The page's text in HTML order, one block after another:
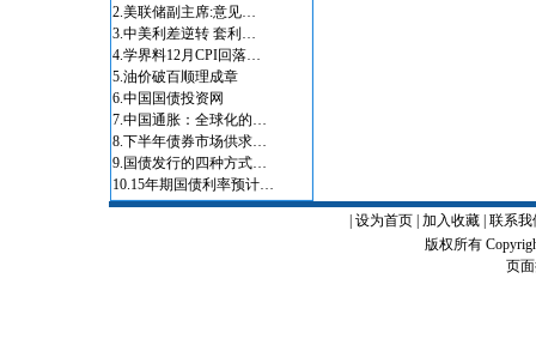
2.美联储副主席:意见…
3.中美利差逆转 套利…
4.学界料12月CPI回落…
5.油价破百顺理成章
6.中国国债投资网
7.中国通胀：全球化的…
8.下半年债券市场供求…
9. 国债发行的四种方式…
10.15年期国债利率预计…
设为首页| 加入收藏| 联系我
版权所有
页